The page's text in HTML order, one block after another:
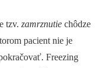
tzv. zamrznutie chôdze
pacient nie je
Freezing